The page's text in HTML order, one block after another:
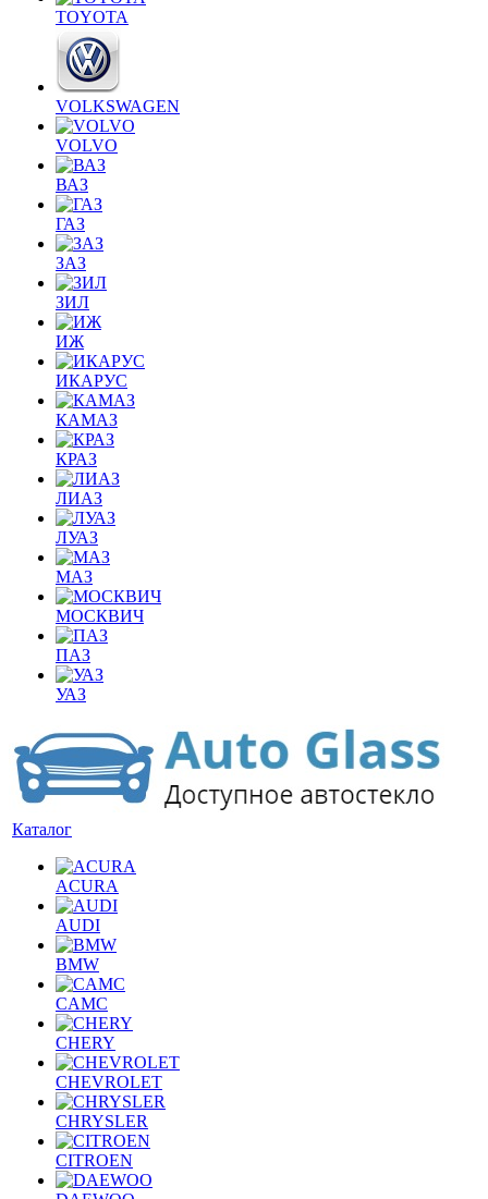
TOYOTA
VOLKSWAGEN
VOLVO
ВАЗ
ГАЗ
ЗАЗ
ЗИЛ
ИЖ
ИКАРУС
КАМАЗ
КРАЗ
ЛИАЗ
ЛУАЗ
МАЗ
МОСКВИЧ
ПАЗ
УАЗ
Каталог
ACURA
AUDI
BMW
CAMC
CHERY
CHEVROLET
CHRYSLER
CITROEN